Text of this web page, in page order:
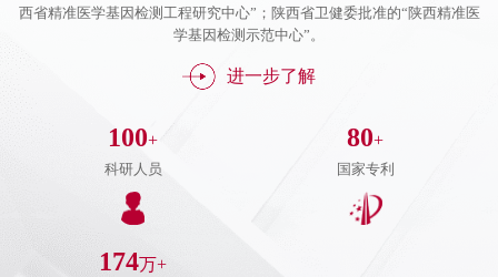
西省精准医学基因检测工程研究中心”；陕西省卫健委批准的“陕西精准医
学基因检测示范中心”。
进一步了解
100+
科研人员
80+
国家专利
174万+